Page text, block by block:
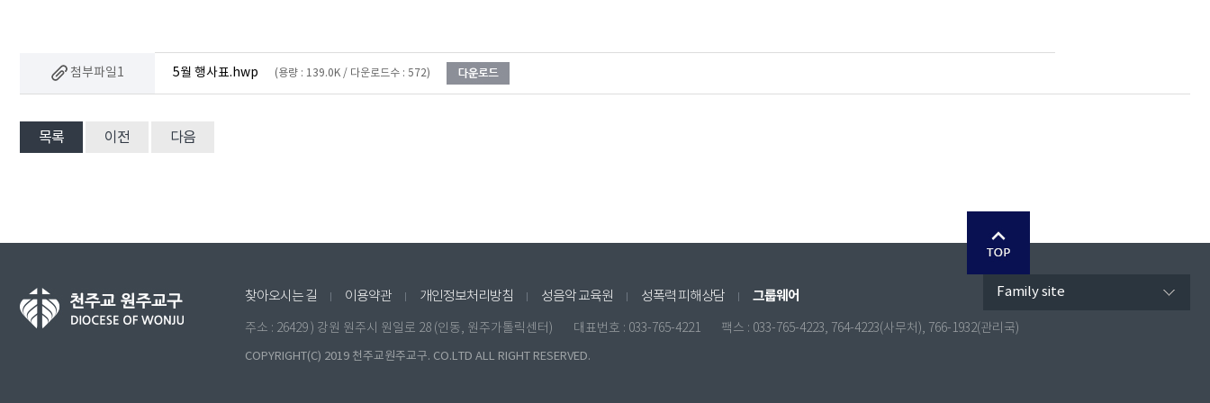
첨부파일1 5월 행사표.hwp (용량 : 139.0K / 다운로드수 : 572)
목록 이전 다음
찾아오시는 길 이용약관 개인정보처리방침 성음악 교육원 성폭력 피해상담 그룹웨어
주소 : 26429 ) 강원 원주시 원일로 28 (인동, 원주가톨릭센터) 대표번호 : 033-765-4221 팩스 : 033-765-4223, 764-4223(사무처), 766-1932(관리국)
COPYRIGHT(C) 2019 천주교원주교구. CO.LTD ALL RIGHT RESERVED.
Family site